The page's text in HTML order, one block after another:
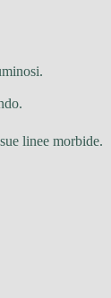
linee morbide.